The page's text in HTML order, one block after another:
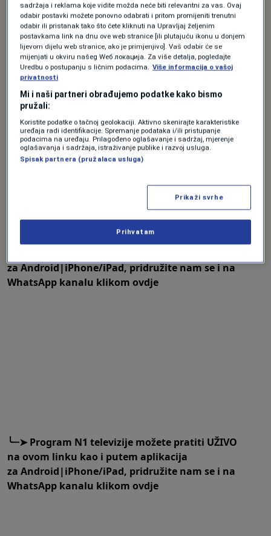
guvernera i njegove suradnike koji su nas
pozvali da kupujemo na akcijama.
U redu, pa ćemo pokazati kako to izgleda kada
živite od akcije do akcije - rekao je Josip
Kelemen, savjetnik potrošačke platforme
"Halo, inspektore".
Program N1 televizije možete pratiti UŽIVO
zaAndroid|iPhone/iPad,pridružite nam se i na
WhatsApp kanalu klikom ovdje
╰┈➤Program N1 televizije možete pratiti UŽIVO
na ovom linku kao i putem aplikacija
za Android|iPhone/iPad, pridružite nam se i na
WhatsApp kanalu klikom ovdje
sadržaja i reklama koje vidite možda neće biti relevantni za vas. Ovaj
odabir postavki možete ponovno odabrati i pritom promijeniti trenutni
odabir ili pristanak tako što ćete kliknuti na Upravljaj željenim
postavkama link na dnu ove web stranice [ili plutajuću ikonu u donjem
lijevom dijelu web stranice, ako je primjenjivo]. Vaš odabir će se
mijenjati u okviru našeg Wеб локација. Za više detalja, pogledajte
Uredbu o postupanju s ličnim podacima. Više informacija o vašoj
privatnosti
Mi i naši partneri obrađujemo podatke kako bismo
pružali:
Koristite podatke o tačnoj geolokaciji. Aktivno skenirajte karakteristike
uređaja radi identifikacije. Spremanje podataka i/ili pristupanje
podacima na uređaju. Prilagođeno oglašavanje i sadržaj, mjerenje
oglašavanja i sadržaja, istraživanje publike i razvoj usluga.
Spisak partnera (pružalaca usluga)
Prikaži svrhe
Prihvatam